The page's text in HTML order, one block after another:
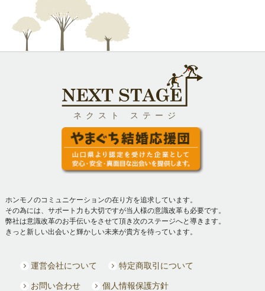
ネクスト ステージ
ホンモノのコミュニケーションの在り方を追求しています。
その為には、サポート力も大切ですが当人様の意識改革も必要です。
弊社は意識改革のお手伝いをさせて頂き次のステージへと導きます。
きっと新しい出会いと輝かしい未来が貴方を待っています。
運営会社について 特定商取引について
お問い合わせ 個人情報保護方針